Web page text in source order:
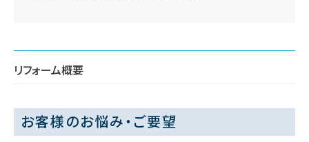
リフォーム概要
お客様のお悩み・ご要望